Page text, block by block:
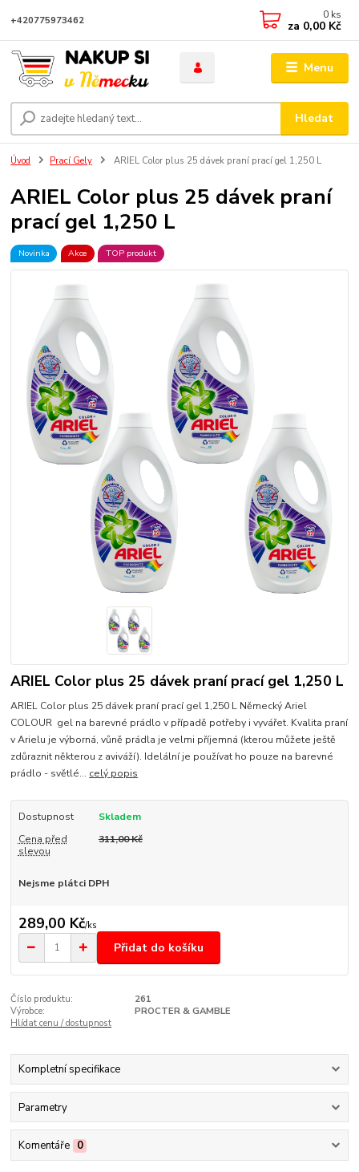
Menu
Hledat
+420775973462 0 ks
za 0,00 Kč
Úvod Prací Gely ARIEL Color plus 25 dávek praní prací gel 1,250 L
ARIEL Color plus 25 dávek praní
prací gel 1,250 L
Novinka Akce TOP produkt
ARIEL Color plus 25 dávek praní prací gel 1,250 L
ARIEL Color plus 25 dávek praní prací gel 1,250 L Německý Ariel
COLOUR gel na barevné prádlo v případě potřeby i vyvářet. Kvalita praní
v Arielu je výborná, vůně prádla je velmi příjemná (kterou můžete ještě
zdůraznit některou z aviváží). Idelální je používat ho pouze na barevné
prádlo - světlé... celý popis
Dostupnost
Skladem
Cena před
slevou
311,00 Kč
Nejsme plátci DPH
289,00 Kč/ks
Přidat do košíku
Číslo produktu:
261
Výrobce:
PROCTER & GAMBLE
Hlídat cenu / dostupnost
Kompletní specifikace
Parametry
Komentáře 0